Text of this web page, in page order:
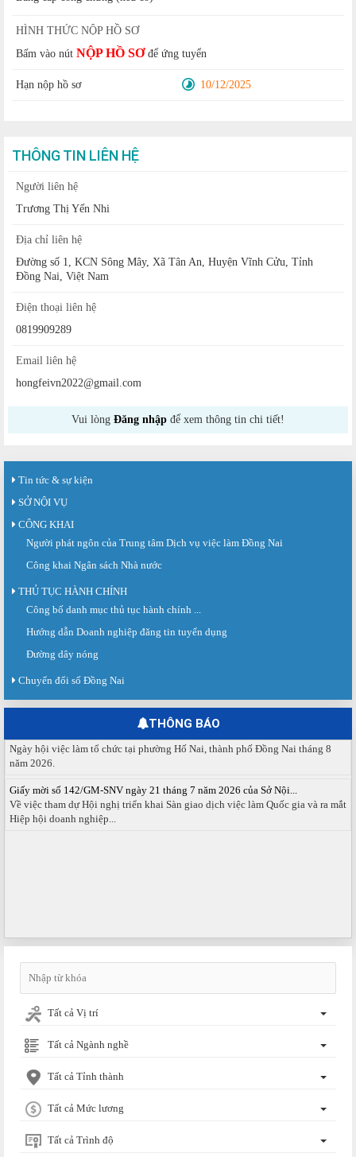
HÌNH THỨC NỘP HỒ SƠ
Bấm vào nút NỘP HỒ SƠđể ứng tuyển
Hạn nộp hồ sơ 10/12/2025
THÔNG TIN LIÊN HỆ
Người liên hệ
Trương Thị Yến Nhi
Địa chỉ liên hệ
Đường số 1, KCN Sông Mây, Xã Tân An, Huyện Vĩnh Cửu, Tỉnh
Đồng Nai, Việt Nam
Điện thoại liên hệ
0819909289
Email liên hệ
hongfeivn2022@gmail.com
Vui lòng Đăng nhập để xem thông tin chi tiết!
Tin tức & sự kiện
SỞ NỘI VỤ
CÔNG KHAI
Người phát ngôn của Trung tâm Dịch vụ việc làm Đồng Nai
Công khai Ngân sách Nhà nước
THỦ TỤC HÀNH CHÍNH
Công bố danh mục thủ tục hành chính ...
Hướng dẫn Doanh nghiệp đăng tin tuyển dụng
Đường dây nóng
Chuyển đổi số Đồng Nai
THÔNG BÁO
Sàn giao dịch việc làm lần thứ 08 năm 2026: Hơn 4.300 cơ hội...
Sáng ngày 03/8/2026, Trung tâm Dịch vụ việc làm Đồng Nai tổ chức Sàn giao
Báo cáo kết quả tổ chức Sàn giao dịch việc làm lần thứ 08/2026 ngày 03
tháng 08 năm 2026.
Ngày hội việc làm phường Hố Nai tháng 8 năm 2026
Ngày hội việc làm tổ chức tại phường Hố Nai, thành phố Đồng Nai tháng 8
năm 2026.
Về việc tham dự Hội nghị triển khai Sàn giao dịch việc làm Quốc gia và ra mắt
Hiệp hội doanh nghiệp...
Tất cả Vị trí
Tất cả Ngành nghề
Tất cả Tỉnh thành
Tất cả Mức lương
Tất cả Trình độ